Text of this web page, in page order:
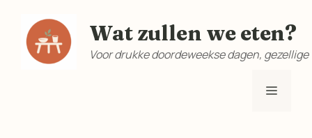
Wat zullen we eten?
Voor drukke doordeweekse dagen,
Menu